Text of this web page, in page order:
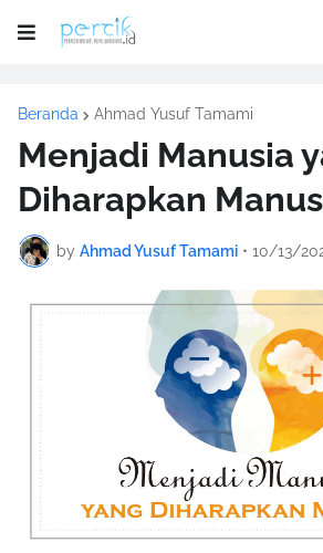
Beranda Ahmad Yusuf Tamami
Menjadi Manusia
Diharapkan
by Ahmad Yusuf Tamami • 10/13/